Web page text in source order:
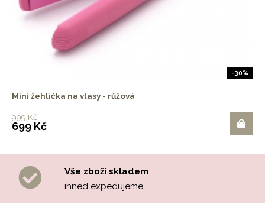
-30%
Mini žehlička na vlasy - růžová
999 Kč
699 Kč
Vše zboží skladem
ihned expedujeme